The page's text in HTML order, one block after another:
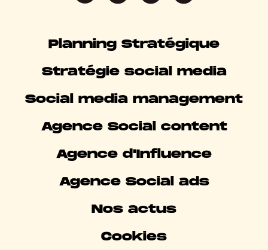
Planning Stratégique
Stratégie social media
Social media management
Agence Social content
Agence d'Influence
Agence Social ads
Nos actus
Cookies